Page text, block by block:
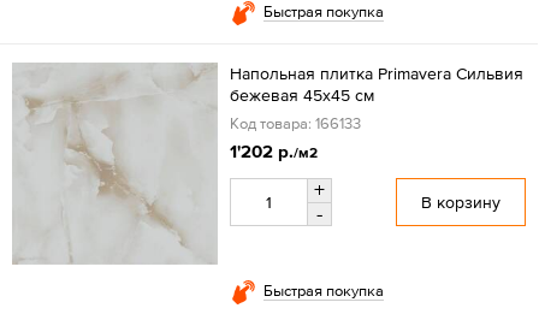
Быстрая покупка
Напольная плитка Primavera Сильвия
бежевая 45x45 см
Код товара: 166133
1'202 р./м2
+
-
В корзину
Быстрая покупка